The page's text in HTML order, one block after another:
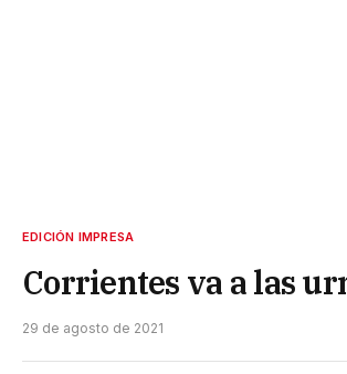
EDICIÓN IMPRESA
Corrientes va a las
29 de agosto de 2021